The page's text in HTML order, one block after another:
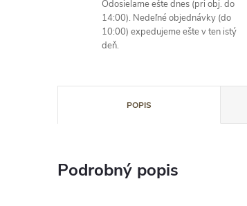
Odosielame ešte dnes (pri obj. do
14:00). Nedeľné objednávky (do
10:00) expedujeme ešte v ten istý
deň.
POPIS
Podrobný popis